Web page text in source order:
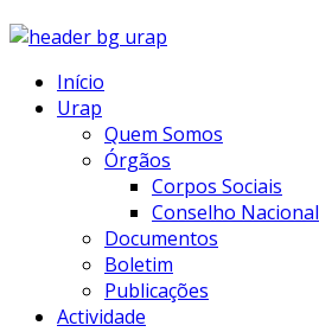
Início
Urap
Quem Somos
Órgãos
Corpos Sociais
Conselho Nacional
Documentos
Boletim
Publicações
Actividade